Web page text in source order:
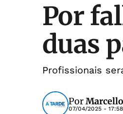
Por
duas
Profissionais
Por
07/04/2025 -